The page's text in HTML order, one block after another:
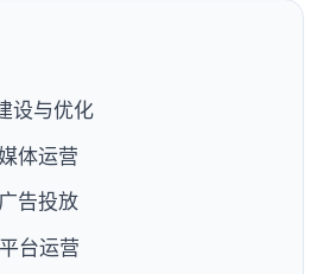
设与优化
体运营
告投放
台运营